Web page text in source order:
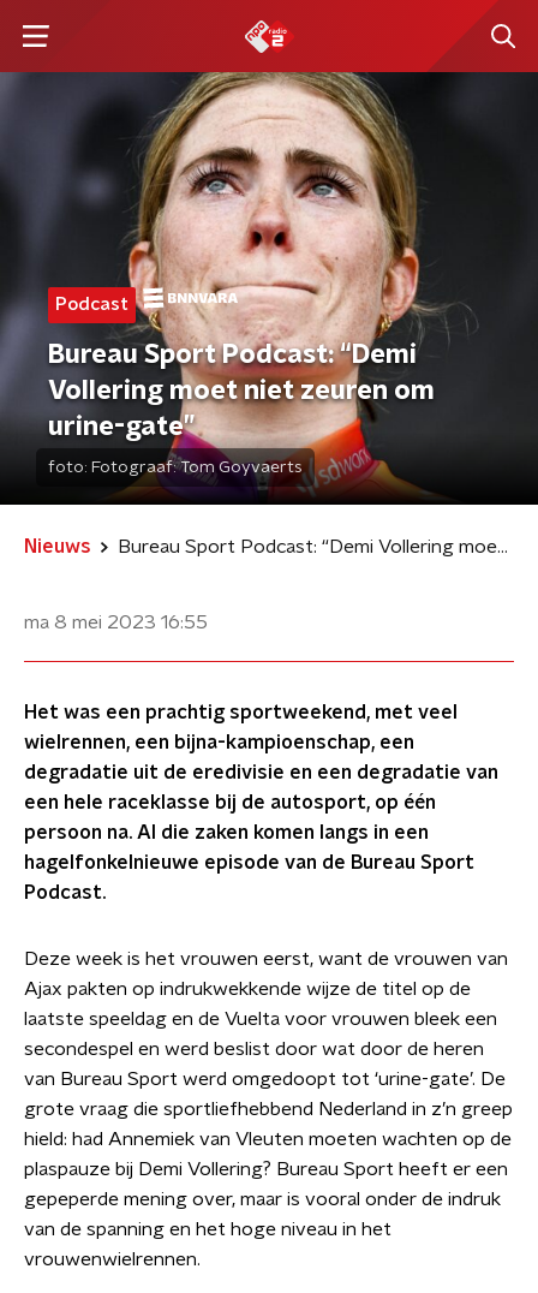
Podcast
Bureau Sport Podcast: “Demi
Vollering moet niet zeuren om
urine-gate”
foto: Fotograaf: Tom Goyvaerts
Nieuws Bureau Sport Podcast: “Demi Vollering moet niet zeuren om urine-gate”
ma 8 mei 2023 16:55
Het was een prachtig sportweekend, met veel
wielrennen, een bijna-kampioenschap, een
degradatie uit de eredivisie en een degradatie van
een hele raceklasse bij de autosport, op één
persoon na. Al die zaken komen langs in een
hagelfonkelnieuwe episode van de Bureau Sport
Podcast.
Deze week is het vrouwen eerst, want de vrouwen van
Ajax pakten op indrukwekkende wijze de titel op de
laatste speeldag en de Vuelta voor vrouwen bleek een
secondespel en werd beslist door wat door de heren
van Bureau Sport werd omgedoopt tot ‘urine-gate’. De
grote vraag die sportliefhebbend Nederland in z’n greep
hield: had Annemiek van Vleuten moeten wachten op de
plaspauze bij Demi Vollering? Bureau Sport heeft er een
gepeperde mening over, maar is vooral onder de indruk
van de spanning en het hoge niveau in het
vrouwenwielrennen.